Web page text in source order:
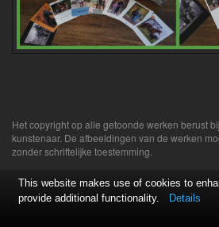
Het copyright op alle getoonde werken berust
kunstenaar. De afbeeldingen van de werken
zonder schriftelijke toestemming.
This website makes use of cookies to
provide additional functionality.
Details